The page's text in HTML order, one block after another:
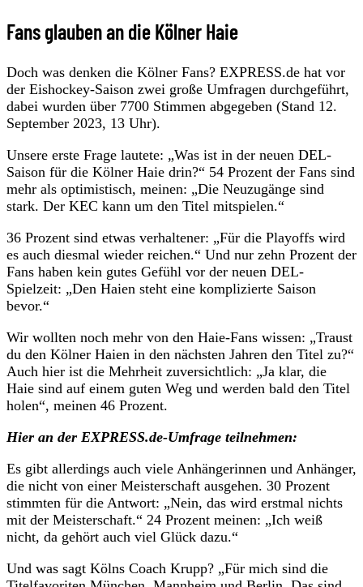
Fans glauben an die Kölner Haie
Doch was denken die Kölner Fans? EXPRESS.de hat vor
der Eishockey-Saison zwei große Umfragen durchgeführt,
dabei wurden über 7700 Stimmen abgegeben (Stand 12.
September 2023, 13 Uhr).
Unsere erste Frage lautete: „Was ist in der neuen DEL-
Saison für die Kölner Haie drin?“ 54 Prozent der Fans sind
mehr als optimistisch, meinen: „Die Neuzugänge sind
stark. Der KEC kann um den Titel mitspielen.“
36 Prozent sind etwas verhaltener: „Für die Playoffs wird
es auch diesmal wieder reichen.“ Und nur zehn Prozent der
Fans haben kein gutes Gefühl vor der neuen DEL-
Spielzeit: „Den Haien steht eine komplizierte Saison
bevor.“
Wir wollten noch mehr von den Haie-Fans wissen: „Traust
du den Kölner Haien in den nächsten Jahren den Titel zu?“
Auch hier ist die Mehrheit zuversichtlich: „Ja klar, die
Haie sind auf einem guten Weg und werden bald den Titel
holen“, meinen 46 Prozent.
Hier an der EXPRESS.de-Umfrage teilnehmen:
Es gibt allerdings auch viele Anhängerinnen und Anhänger,
die nicht von einer Meisterschaft ausgehen. 30 Prozent
stimmten für die Antwort: „Nein, das wird erstmal nichts
mit der Meisterschaft.“ 24 Prozent meinen: „Ich weiß
nicht, da gehört auch viel Glück dazu.“
Und was sagt Kölns Coach Krupp? „Für mich sind die